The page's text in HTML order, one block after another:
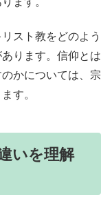
スト教をどのよう
ります。信仰とは
かについては、宗
す。
いを理解